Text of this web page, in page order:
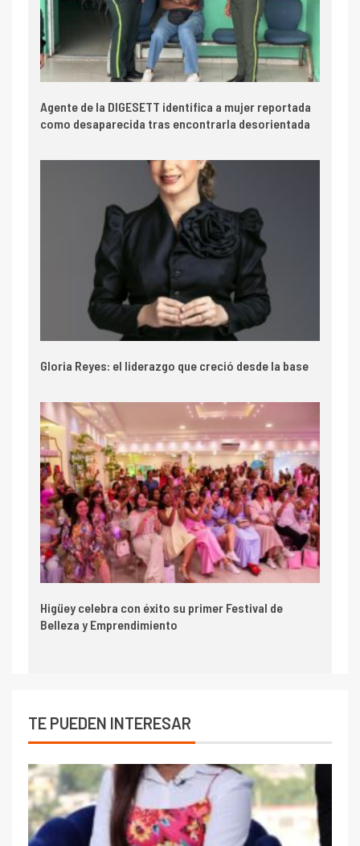
Agente de la DIGESETT identifica a mujer reportada
como desaparecida tras encontrarla desorientada
Gloria Reyes: el liderazgo que creció desde la base
Higüey celebra con éxito su primer Festival de
Belleza y Emprendimiento
TE PUEDEN INTERESAR